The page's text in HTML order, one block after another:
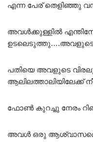
എന്ന പേര് തെളിഞ്ഞു
അവൾക്കുള്ളിൽ
ഉടലെടുത്തു….അവളുടെ
പതിയെ അവളുടെ
ആലിലത്താലിയിലേക്ക്
ഫോൺ കുറച്ചു നേരം
അവൾ ഒരു